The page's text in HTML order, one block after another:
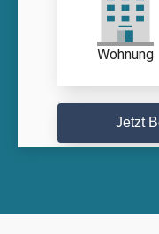
Wohnung
Jetzt